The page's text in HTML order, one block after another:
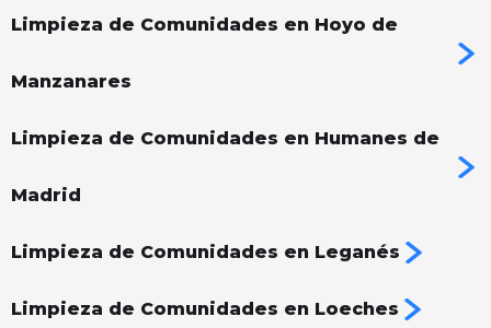
Limpieza de Comunidades en Hoyo de
Manzanares
Limpieza de Comunidades en Humanes de
Madrid
Limpieza de Comunidades en Leganés
Limpieza de Comunidades en Loeches